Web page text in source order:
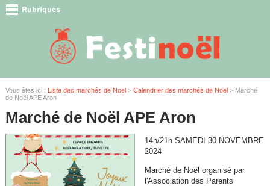
Vous êtes ici : Liste des marchés de Noël> Calendrier des marchés de Noël> Marché
de Noël APE Aron
Marché de Noël APE Aron
14h/21h SAMEDI 30 NOVEMBRE
2024
Marché de Noël organisé par
l'Association des Parents